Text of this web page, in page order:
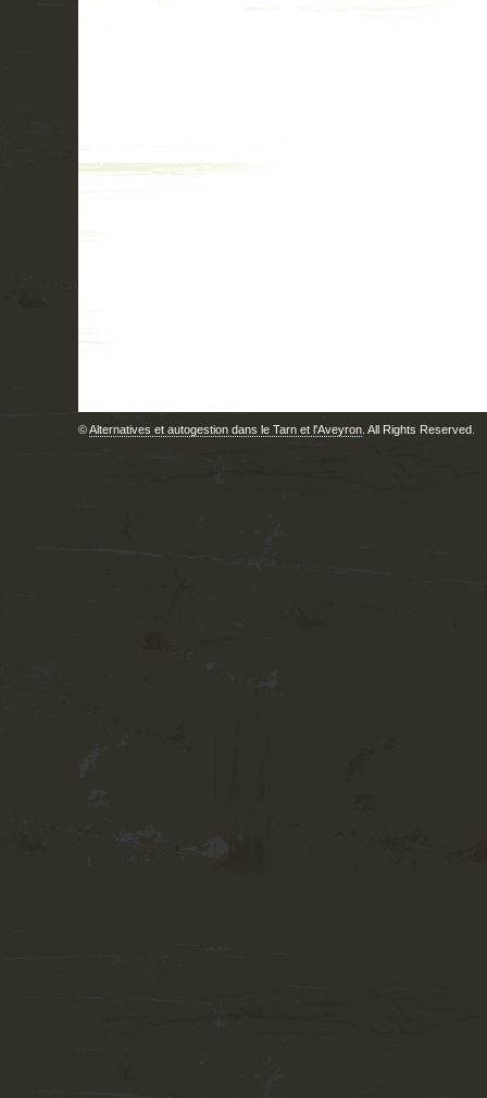
©Alternatives et autogestion dans le Tarn et l'Aveyron . All Rights Reserved.